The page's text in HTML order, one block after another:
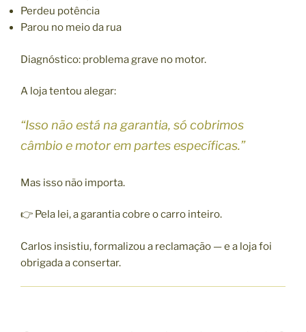
Perdeu potência
Parou no meio da rua
Diagnóstico: problema grave no motor.
A loja tentou alegar:
“Isso não está na garantia, só cobrimos
câmbio e motor em partes específicas.”
Mas isso não importa.
👉 Pela lei, a garantia cobre o carro inteiro.
Carlos insistiu, formalizou a reclamação — e a loja foi
obrigada a consertar.